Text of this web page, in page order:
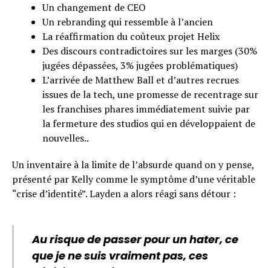
Un changement de CEO
Un rebranding qui ressemble à l’ancien
La réaffirmation du coûteux projet Helix
Des discours contradictoires sur les marges (30%
jugées dépassées, 3% jugées problématiques)
L’arrivée de Matthew Ball et d’autres recrues
issues de la tech, une promesse de recentrage sur
les franchises phares immédiatement suivie par
la fermeture des studios qui en développaient de
nouvelles..
Un inventaire à la limite de l’absurde quand on y pense,
présenté par Kelly comme le symptôme d’une véritable
“crise d’identité”. Layden a alors réagi sans détour :
Au risque de passer pour un hater, ce
que je ne suis vraiment pas, ces